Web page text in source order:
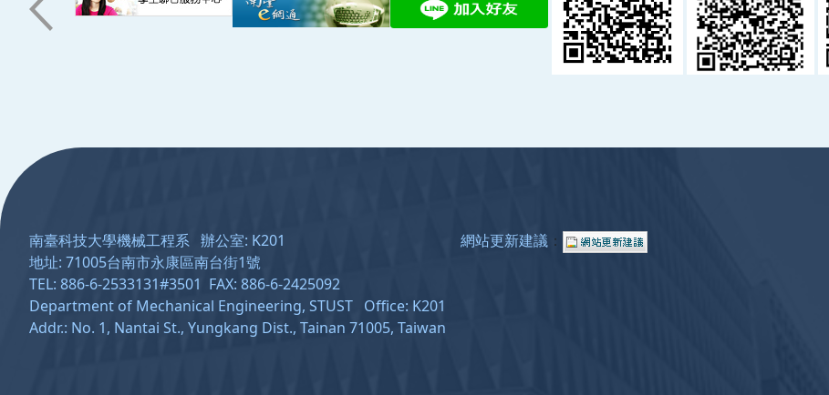
南臺科技大學機械工程系 辦公室: K201
地址: 71005台南市永康區南台街1號
TEL: 886-6-2533131#3501 FAX: 886-6-2425092
Department of Mechanical Engineering, STUST Office: K201
Addr.: No. 1, Nantai St., Yungkang Dist., Tainan 71005, Taiwan
網站更新建議 ：